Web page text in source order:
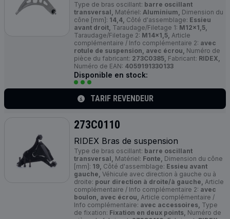
Type de bras oscillant: barre oscillant
transversal, Matériel: Aluminium, Dimension du
cône [mm]: 14,4, Côté d'assemblage: Essieu
avant droit, Taraudage/Filetage 1: M12x1,5,
Taraudage/Filetage 2: M14x1,5, Article
complémentaire / Info complémentaire 2: avec
rotule de suspension, avec écrou, Numéro de
pièce du fabricant: 273C0385, Fabricant: RIDEX,
Numéro de EAN: 4059191330133
Disponible en stock:
TARIF REVENDEUR
273C0110
RIDEX Bras de suspension
Type de bras oscillant: barre oscillant
transversal, Matériel: Fonte, Dimension du cône
[mm]: 19, Côté d'assemblage: Essieu avant
gauche, Véhicule avec direction à gauche ou à
droite: pour direction à droite/à gauche, Article
complémentaire / Info complémentaire 2: avec
boulon, avec écrou, Article complémentaire /
Info complémentaire: avec accessoires, Type
de fixation: Fixation en deux points, Numéro de